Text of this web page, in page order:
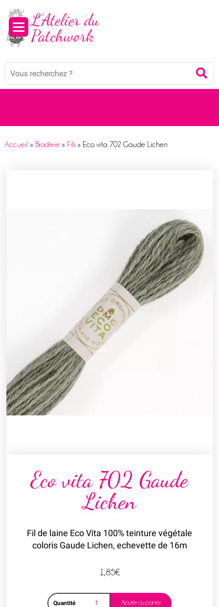
Mots
Accueil » Broderie » Fils » Eco vita 702 Gaude Lichen
Eco vita 702 Gaude
Lichen
Fil de laine Eco Vita 100% teinture végétale
coloris Gaude Lichen, echevette de 16m
1,85€
Quantité Ajouter au panier
Panneau de gestion des cookies